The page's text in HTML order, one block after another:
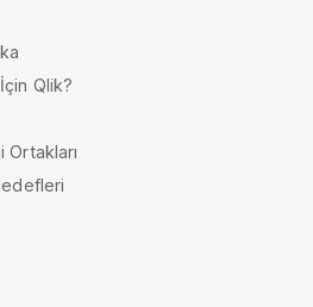
Qlik?
Ortakları